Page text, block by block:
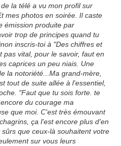
la télé a vu mon profil sur
mes photos en soirée. Il caste
émission produite par
trop de principes quand tu
inscris-toi à "Des chiffres et
vital, pour le savoir, faut en
caprices un peu niais. Une
la notoriété...Ma grand-mère,
tout de suite allée à l'essentiel,
"Faut que tu sois forte. te
du courage ma
que moi. C'est très émouvant
ça l'est encore plus d'en
que ceux-là souhaitent votre
sur vous leurs